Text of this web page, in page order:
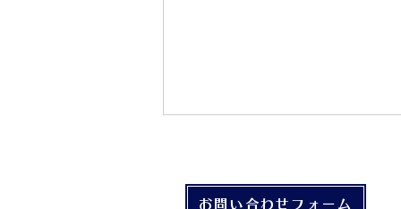
おもちゃ詰め合わせが当たったよ
お問い合わせフォーム